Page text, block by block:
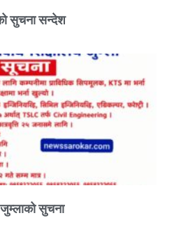
सुचना सन्देश
जुम्लाको सुचना